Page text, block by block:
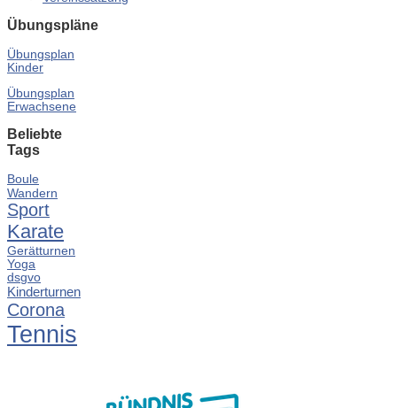
Übungspläne
Übungsplan
Kinder
Übungsplan
Erwachsene
Beliebte
Tags
Boule
Wandern
Sport
Karate
Gerätturnen
Yoga
dsgvo
Kinderturnen
Corona
Tennis